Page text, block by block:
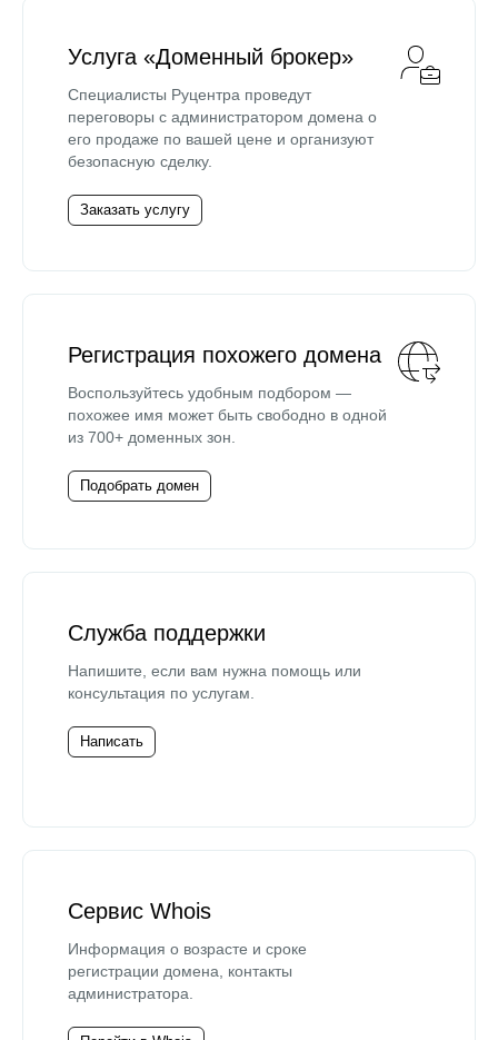
Услуга «Доменный брокер»
Специалисты Руцентра проведут
переговоры с администратором домена о
его продаже по вашей цене и организуют
безопасную сделку.
Заказать услугу
Регистрация похожего домена
Воспользуйтесь удобным подбором —
похожее имя может быть свободно в одной
из 700+ доменных зон.
Подобрать домен
Служба поддержки
Напишите, если вам нужна помощь или
консультация по услугам.
Написать
Сервис Whois
Информация о возрасте и сроке
регистрации домена, контакты
администратора.